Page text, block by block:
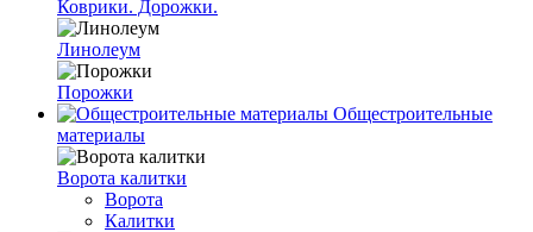
Коврики. Дорожки.
Линолеум
Порожки
Общестроительные
материалы
Ворота калитки
Ворота
Калитки